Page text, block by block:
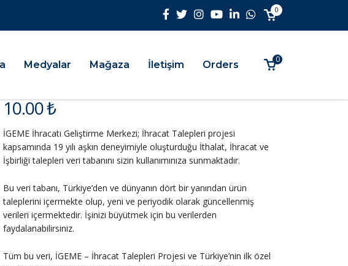
0
Medyalar Mağaza İletişim Orders 0
10.00₺
İGEME İhracatı Geliştirme Merkezi; İhracat Talepleri projesi
kapsamında 19 yılı aşkın deneyimiyle oluşturduğu İthalat, İhracat ve
İşbirliği talepleri veri tabanını sizin kullanımınıza sunmaktadır.
Bu veri tabanı, Türkiye’den ve dünyanın dört bir yanından ürün
taleplerini içermekte olup, yeni ve periyodik olarak güncellenmiş
verileri içermektedir. İşinizi büyütmek için bu verilerden
faydalanabilirsiniz.
Tüm bu veri, İGEME – İhracat Talepleri Projesi ve Türkiye’nin ilk özel